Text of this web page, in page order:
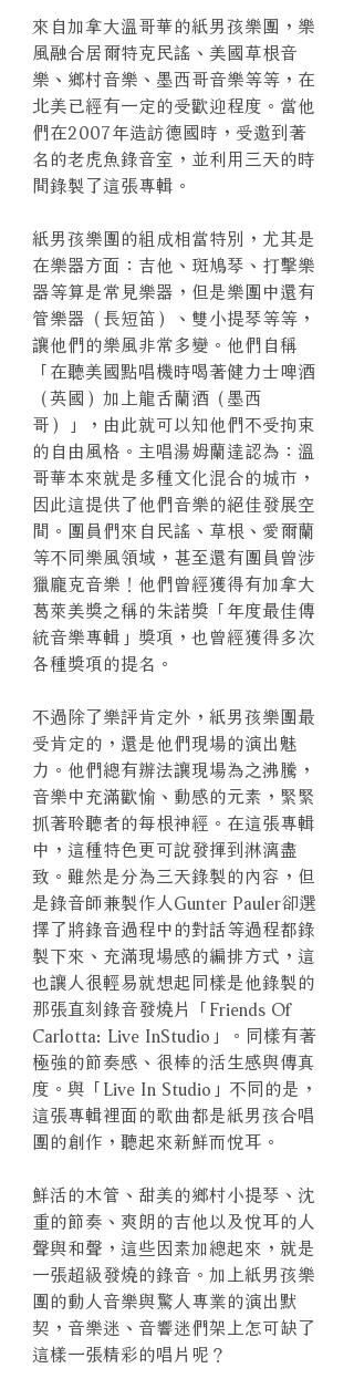
來自加拿大溫哥華的紙男孩樂團，樂
風融合居爾特克民謠、美國草根音
樂、鄉村音樂、墨西哥音樂等等，在
北美已經有一定的受歡迎程度。當他
們在2007年造訪德國時，受邀到著
名的老虎魚錄音室，並利用三天的時
間錄製了這張專輯。
紙男孩樂團的組成相當特別，尤其是
在樂器方面：吉他、斑鳩琴、打擊樂
器等算是常見樂器，但是樂團中還有
管樂器（長短笛）、雙小提琴等等，
讓他們的樂風非常多變。他們自稱
「在聽美國點唱機時喝著健力士啤酒
（英國）加上龍舌蘭酒（墨西
哥）」，由此就可以知他們不受拘束
的自由風格。主唱湯姆蘭達認為：溫
哥華本來就是多種文化混合的城市，
因此這提供了他們音樂的絕佳發展空
間。團員們來自民謠、草根、愛爾蘭
等不同樂風領域，甚至還有團員曾涉
獵龐克音樂！他們曾經獲得有加拿大
葛萊美獎之稱的朱諾獎「年度最佳傳
統音樂專輯」獎項，也曾經獲得多次
各種獎項的提名。
不過除了樂評肯定外，紙男孩樂團最
受肯定的，還是他們現場的演出魅
力。他們總有辦法讓現場為之沸騰，
音樂中充滿歡愉、動感的元素，緊緊
抓著聆聽者的每根神經。在這張專輯
中，這種特色更可說發揮到淋漓盡
致。雖然是分為三天錄製的內容，但
是錄音師兼製作人Gunter Pauler卻選
擇了將錄音過程中的對話等過程都錄
製下來、充滿現場感的編排方式，這
也讓人很輕易就想起同樣是他錄製的
那張直刻錄音發燒片「Friends Of
Carlotta: Live InStudio」。同樣有著
極強的節奏感、很棒的活生感與傳真
度。與「Live In Studio」不同的是，
這張專輯裡面的歌曲都是紙男孩合唱
團的創作，聽起來新鮮而悅耳。
鮮活的木管、甜美的鄉村小提琴、沈
重的節奏、爽朗的吉他以及悅耳的人
聲與和聲，這些因素加總起來，就是
一張超級發燒的錄音。加上紙男孩樂
團的動人音樂與驚人專業的演出默
契，音樂迷、音響迷們架上怎可缺了
這樣一張精彩的唱片呢？